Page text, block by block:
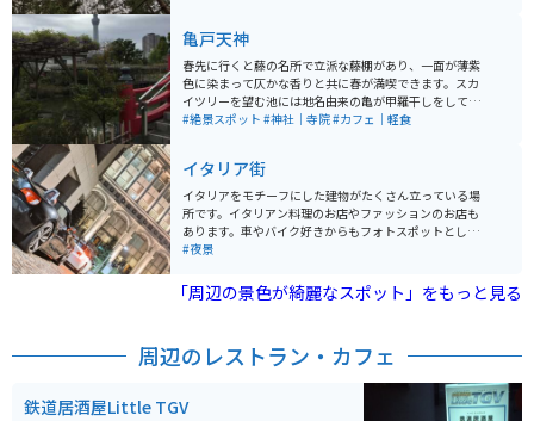
あり、お子様は大はしゃぎまちがいなしです。ぜひ1度は
行ってみてほしい場所です
亀戸天神
春先に行くと藤の名所で立派な藤棚があり、一面が薄紫
色に染まって仄かな香りと共に春が満喫できます。スカ
イツリーを望む池には地名由来の亀が甲羅干しをしてい
て可愛いです。 直ぐ側には老舗和菓子の船橋屋さんがあ
#絶景スポット #神社｜寺院#カフェ｜軽食
イタリア街
イタリアをモチーフにした建物がたくさん立っている場
所です。イタリアン料理のお店やファッションのお店も
あります。車やバイク好きからもフォトスポットとして
人気の場所となっています。オフィスやホテル、住宅も
しょう。
#夜景
「周辺の景色が綺麗なスポット」をもっと見る
周辺のレストラン・カフェ
鉄道居酒屋Little TGV